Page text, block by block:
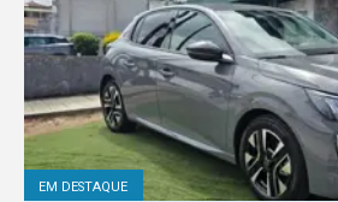
EM DESTAQUE